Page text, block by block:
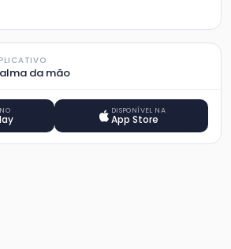
da mão
DISPONÍVEL NA
App Store